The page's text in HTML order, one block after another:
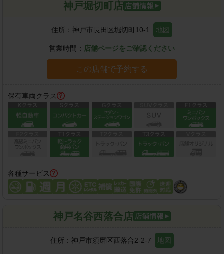
神戸堀切町店
住所： 神戸市長田区堀切町10-1 地図
営業時間： 店舗ページをご確認ください
この店舗で予約する
保有車両クラス
各種サービス
神戸名谷西落合店
住所： 神戸市須磨区西落合2-2-7 地図